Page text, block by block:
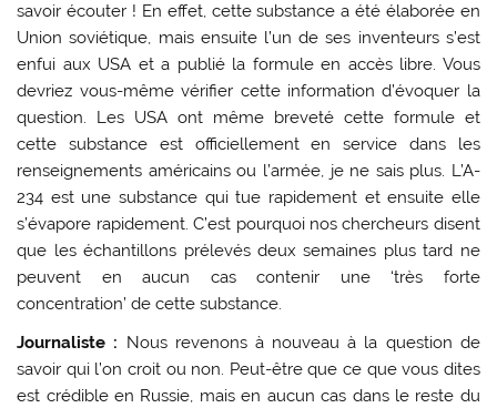
savoir écouter ! En effet, cette substance a été élaborée en
Union soviétique, mais ensuite l’un de ses inventeurs s’est
enfui aux USA et a publié la formule en accès libre. Vous
devriez vous-même vérifier cette information d’évoquer la
question. Les USA ont même breveté cette formule et
cette substance est officiellement en service dans les
renseignements américains ou l’armée, je ne sais plus. L’A-
234 est une substance qui tue rapidement et ensuite elle
s’évapore rapidement. C’est pourquoi nos chercheurs disent
que les échantillons prélevés deux semaines plus tard ne
peuvent en aucun cas contenir une ‘très forte
concentration’ de cette substance.
Journaliste : Nous revenons à nouveau à la question de
savoir qui l’on croit ou non. Peut-être que ce que vous dites
est crédible en Russie, mais en aucun cas dans le reste du